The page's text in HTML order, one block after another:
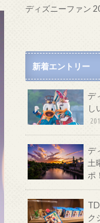
ディズニーファン
新着エントリー
デ
し
デ
土
ポ
ク